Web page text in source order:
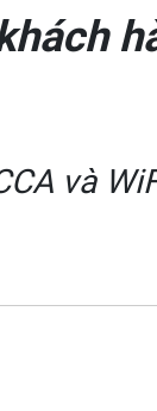
và